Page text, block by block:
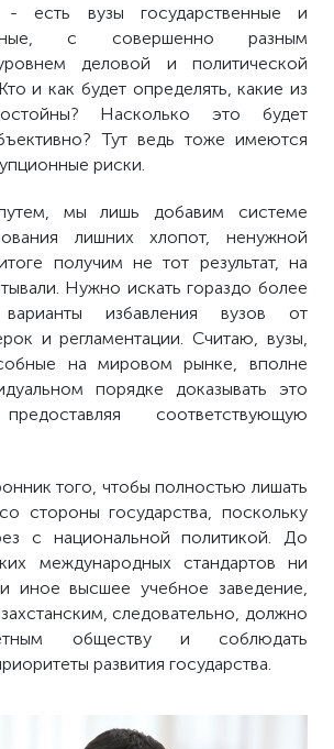
- есть вузы государственные и
с совершенно разным
деловой и политической
и как будет определять, какие из
Насколько это будет
Тут ведь тоже имеются
риски.
мы лишь добавим системе
лишних хлопот, ненужной
получим не тот результат, на
Нужно искать гораздо более
варианты избавления вузов от
и регламентации. Считаю, вузы,
на мировом рынке, вполне
порядке доказывать это
соответствующую
того, чтобы полностью лишать
стороны государства, поскольку
с национальной политикой. До
международных стандартов ни
иное высшее учебное заведение,
следовательно, должно
обществу и соблюдать
развития государства.